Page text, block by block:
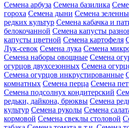
Семена арбуза Семена базилика
гороха Семена дыни Семена
редких культур Семена кабачка и
белокочанной Семена капусты
капусты цветной Семена картофеля
Лук-севок Семена лука Семена
Семена наборы овощные Семена
огурцов двухсезонных Семена
Семена огурцов инкрустированные
комнатных Семена перца Семена
Семена подсолнух кондитерский
редьки, дайкона, брюквы Семена
культур Семена руколы Семена
кормовой Семена свеклы столовой